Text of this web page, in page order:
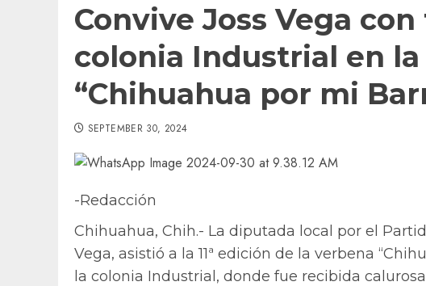
Convive Joss Vega
colonia Industrial en la
“Chihuahua por mi
SEPTEMBER 30, 2024
-Redacción
Chihuahua, Chih.- La diputada local por el
Vega, asistió a la 11ª edición de la verbena
la colonia Industrial, donde fue recibida